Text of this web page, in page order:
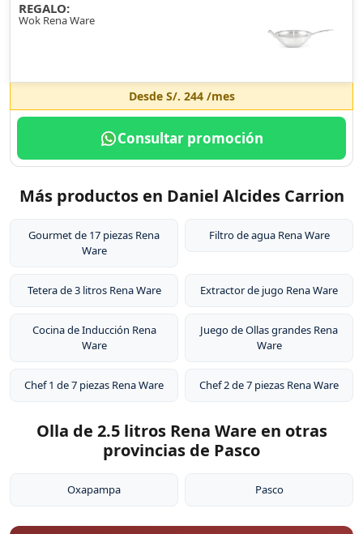
REGALO:
Wok Rena Ware
Desde S/. 244/mes
Consultar promoción
Más productos en Daniel Alcides Carrion
Gourmet de 17 piezas Rena
Ware
Filtro de agua Rena Ware
Tetera de 3 litros Rena Ware Extractor de jugo Rena Ware
Cocina de Inducción Rena
Ware
Juego de Ollas grandes Rena
Ware
Chef 1 de 7 piezas Rena Ware Chef 2 de 7 piezas Rena Ware
Olla de 2.5 litros Rena Ware en otras
provincias de Pasco
Oxapampa Pasco